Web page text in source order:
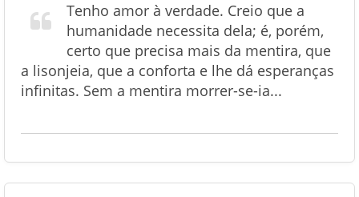
Tenho amor à verdade. Creio que a
humanidade necessita dela; é, porém,
certo que precisa mais da mentira, que
a lisonjeia, que a conforta e lhe dá esperanças
infinitas. Sem a mentira morrer-se-ia...